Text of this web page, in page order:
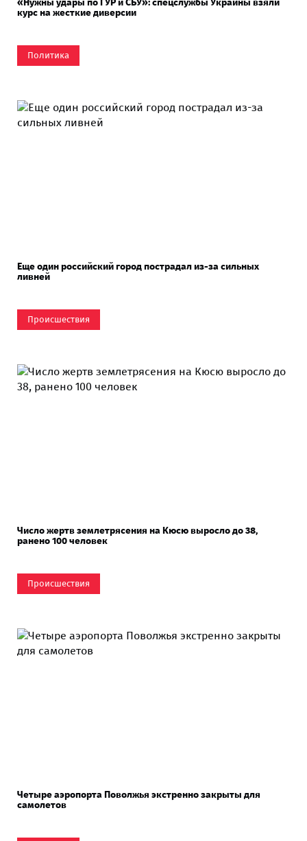
курс на жесткие диверсии
Политика
Еще один российский город пострадал из-за сильных
ливней
Происшествия
Число жертв землетрясения на Кюсю выросло до 38,
ранено 100 человек
Происшествия
Четыре аэропорта Поволжья экстренно закрыты для
самолетов